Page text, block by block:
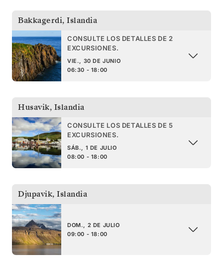
Bakkagerdi, Islandia
CONSULTE LOS DETALLES DE 2
EXCURSIONES.
VIE., 30 DE JUNIO
06:30 - 18:00
Husavik, Islandia
CONSULTE LOS DETALLES DE 5
EXCURSIONES.
SÁB., 1 DE JULIO
08:00 - 18:00
Djupavik, Islandia
DOM., 2 DE JULIO
09:00 - 18:00